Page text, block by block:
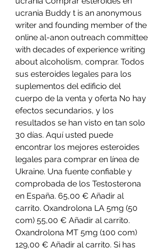
ucrania Buddy t is an anonymous
writer and founding member of the
online al-anon outreach committee
with decades of experience writing
about alcoholism, comprar. Todos
sus esteroides legales para los
suplementos del edificio del
cuerpo de la venta y oferta No hay
efectos secundarios, y los
resultados se han visto en tan solo
30 días. Aquí usted puede
encontrar los mejores esteroides
legales para comprar en línea de
Ukraine. Una fuente confiable y
comprobada de los Testosterona
en España. 65,00 € Añadir al
carrito. Oxandrolona LA 5mg (50
com) 55,00 € Añadir al carrito.
Oxandrolona MT 5mg (100 com)
129,00 € Añadir al carrito. Si has